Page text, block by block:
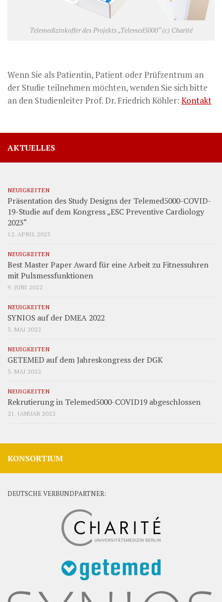
Telemedizinkoffer des Projekts „Telemed5000“ (c) Charité
Wenn Sie als Patientin, Patient oder Prüfzentrum an
der Studie teilnehmen möchten, wenden Sie sich bitte
an den Studienleiter Prof. Dr. Friedrich Köhler: Kontakt
AKTUELLES
NEUIGKEITEN
Präsentation des Study Designs der Telemed5000-COVID-
19-Studie auf dem Kongress „ESC Preventive Cardiology
2023“
12. APRIL 2023
NEUIGKEITEN
Best Master Paper Award für eine Arbeit zu Fitnessuhren
mit Pulsmessfunktionen
9. JUNI 2022
NEUIGKEITEN
SYNIOS auf der DMEA 2022
3. MAI 2022
NEUIGKEITEN
GETEMED auf dem Jahreskongress der DGK
3. MAI 2022
NEUIGKEITEN
Rekrutierung in Telemed5000-COVID19 abgeschlossen
21. JANUAR 2022
KONSORTIUM
DEUTSCHE VERBUNDPARTNER: